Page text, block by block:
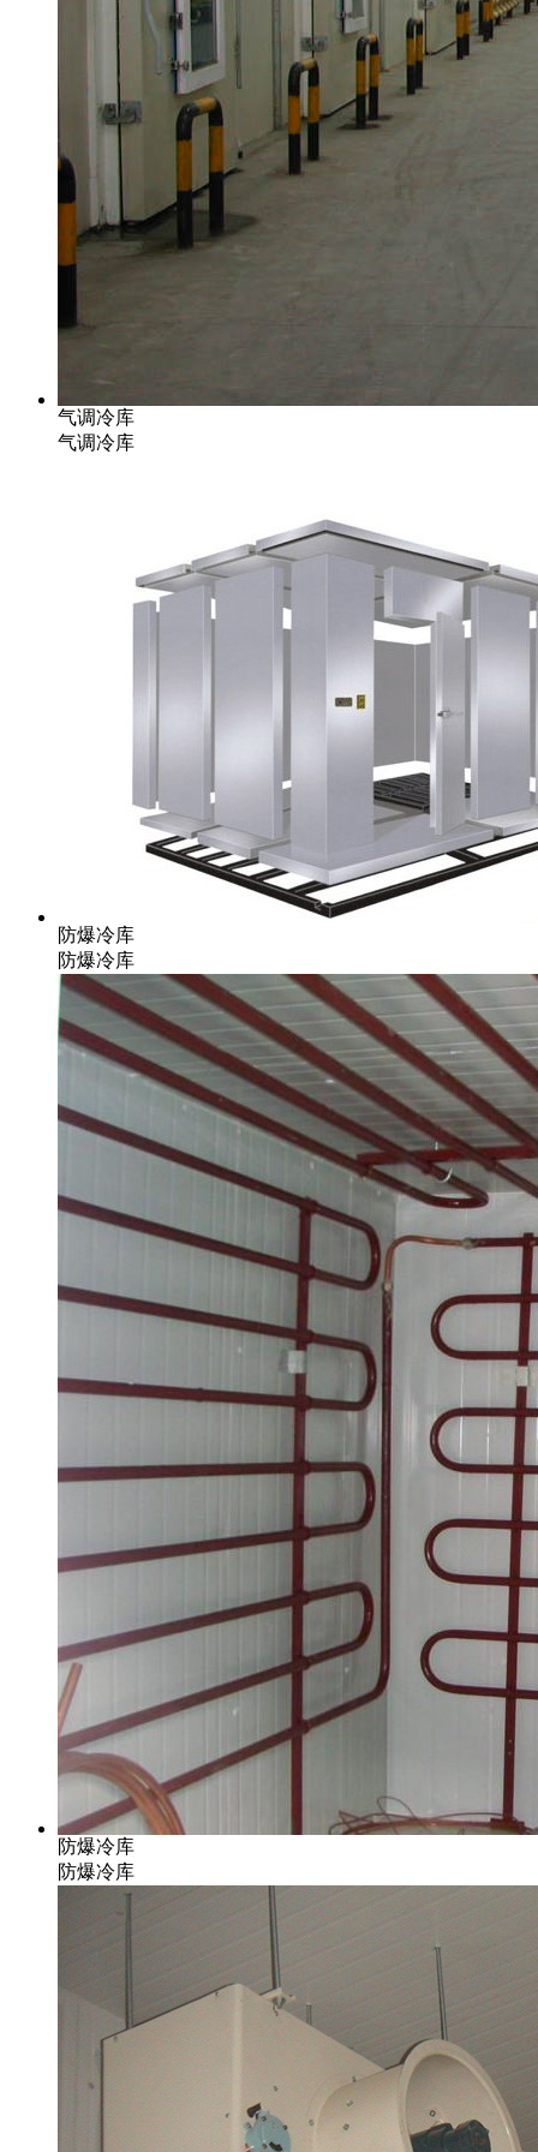
气调冷库
气调冷库
防爆冷库
防爆冷库
防爆冷库
防爆冷库